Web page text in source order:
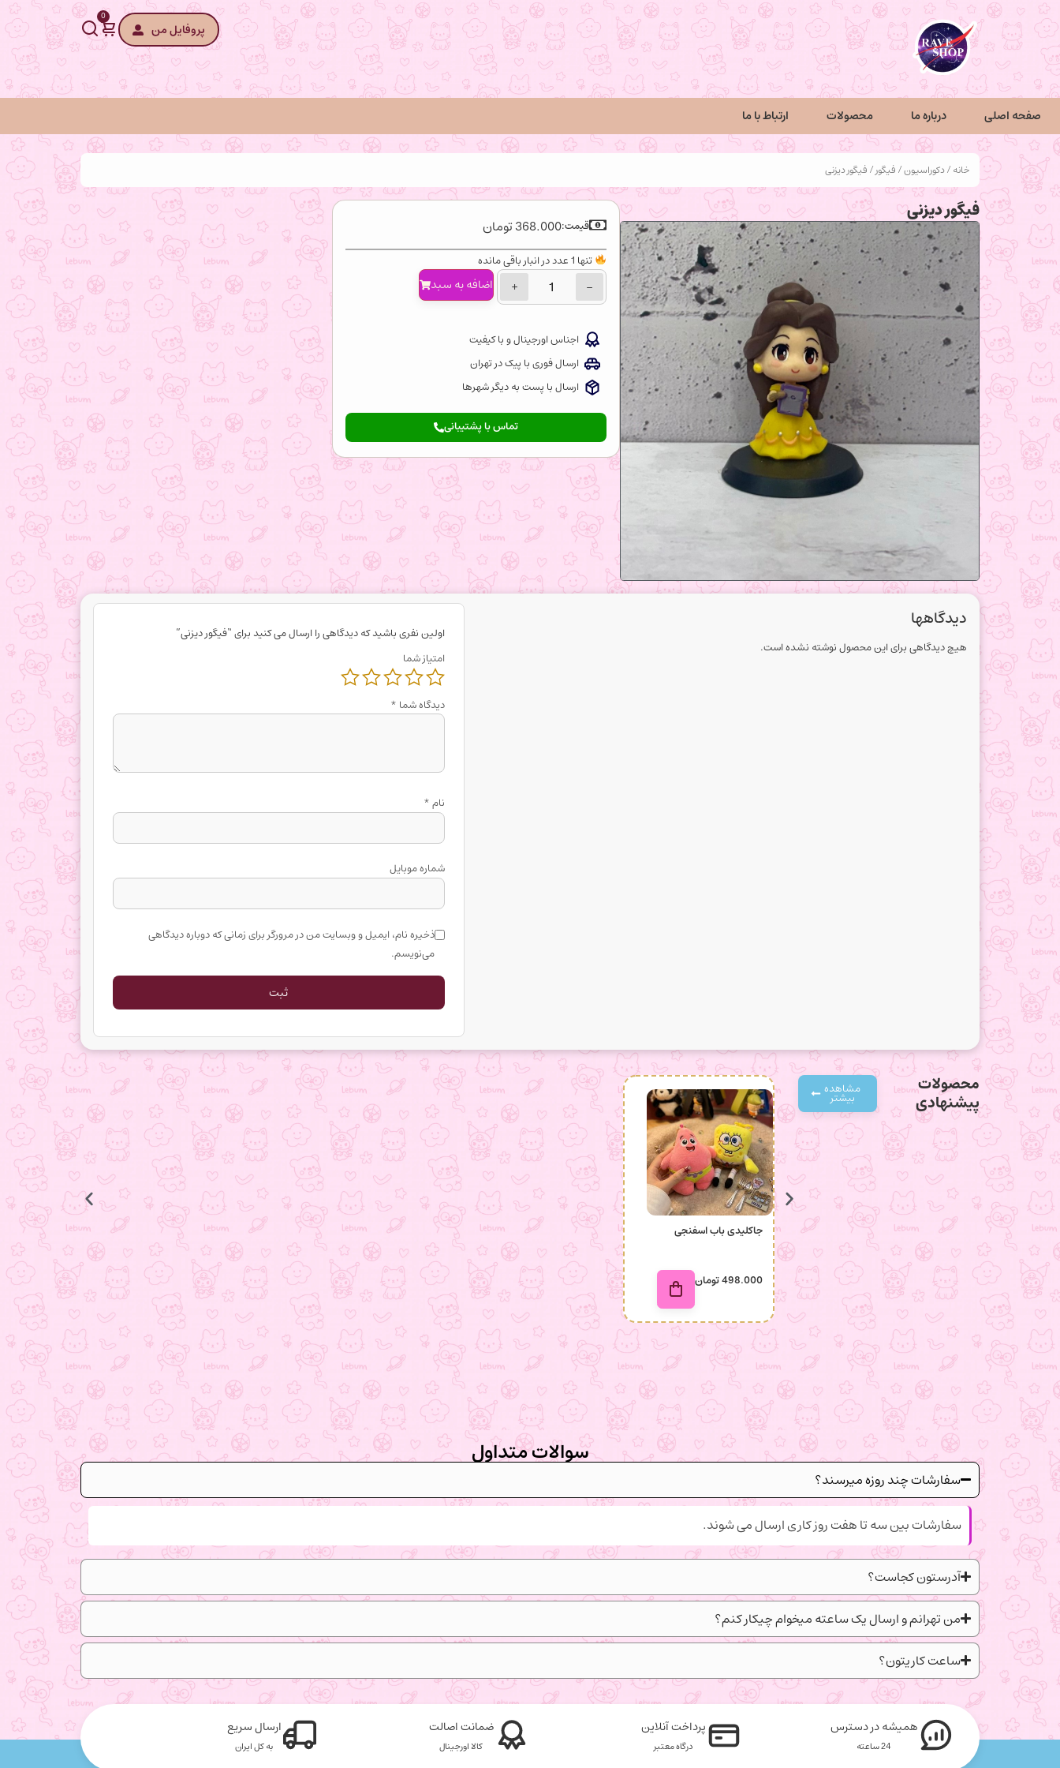
0
پروفایل من
صفحه اصلی درباره ما محصولات ارتباط با ما
خانه/دکوراسیون/فیگور/ فیگور دیزنی
فیگور دیزنی
قیمت:368.000تومان
تنها 1 عدد در انبار باقی مانده
−
+ اضافه‌ به سبد
اجناس اورجینال و با کیفیت
ارسال فوری با پیک در تهران
ارسال با پست به دیگر شهرها
تماس با پشتیبانی
دیدگاهها
هیچ دیدگاهی برای این محصول نوشته نشده است.
اولین نفری باشید که دیدگاهی را ارسال می کنید برای “فیگور دیزنی”
امتیاز شما
دیدگاه شما *
نام*
شماره موبایل
ذخیره نام، ایمیل و وبسایت من در مرورگر برای زمانی که دوباره دیدگاهی
می‌نویسم.
محصولات
پیشنهادی
مشاهده
بیشتر
جاکلیدی باب اسفنجی
498.000تومان
انگشتر ستاره
398.000 تومان
سوالات متداول
سفارشات چند روزه میرسند؟
سفارشات بین سه تا هفت روز کاری ارسال می شوند.
آدرستون کجاست؟
من تهرانم و ارسال یک ساعته میخوام چیکار کنم؟
ساعت کاریتون؟
همیشه در دسترس
24 ساعته
پرداخت آنلاین
درگاه معتبر
ضمانت اصالت
کالا اورجینال
ارسال سریع
به کل ایران